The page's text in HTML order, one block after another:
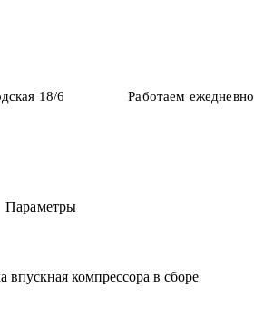
18/6 Работаем ежедневно
Параметры
впускная компрессора в сборе